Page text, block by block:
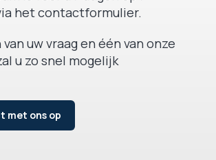
het contactformulier.
uw vraag en één van onze
u zo snel mogelijk
met ons op